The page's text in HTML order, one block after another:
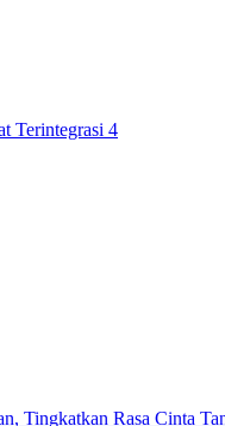
Terintegrasi 4
Tingkatkan Rasa Cinta